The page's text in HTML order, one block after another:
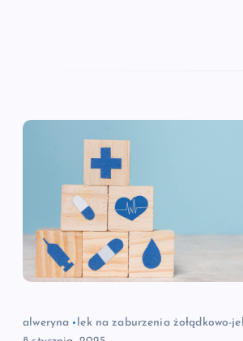
alweryna
lek na zaburzenia żołądkowo-